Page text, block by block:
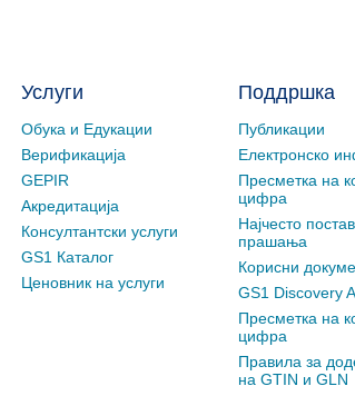
Услуги
Обука и Едукации
Верификација
GEPIR
Акредитација
Консултантски услуги
GS1 Каталог
Ценовник на услуги
Поддршка
Публикации
Електронско
Пресметка на
цифра
Најчесто
прашања
Корисни
GS1 Discovery
Пресметка на
цифра
Правила за
на GTIN и GLN